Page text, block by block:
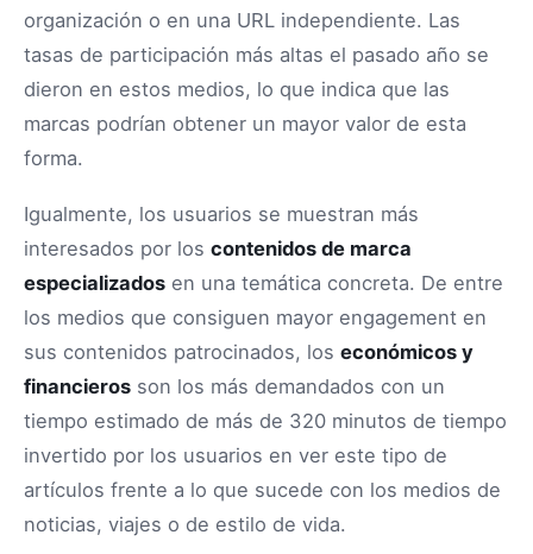
organización o en una URL independiente. Las
tasas de participación más altas el pasado año se
dieron en estos medios, lo que indica que las
marcas podrían obtener un mayor valor de esta
forma.
Igualmente, los usuarios se muestran más
interesados por los contenidos de marca
especializados en una temática concreta. De entre
los medios que consiguen mayor engagement en
sus contenidos patrocinados, los económicos y
financieros son los más demandados con un
tiempo estimado de más de 320 minutos de tiempo
invertido por los usuarios en ver este tipo de
artículos frente a lo que sucede con los medios de
noticias, viajes o de estilo de vida.